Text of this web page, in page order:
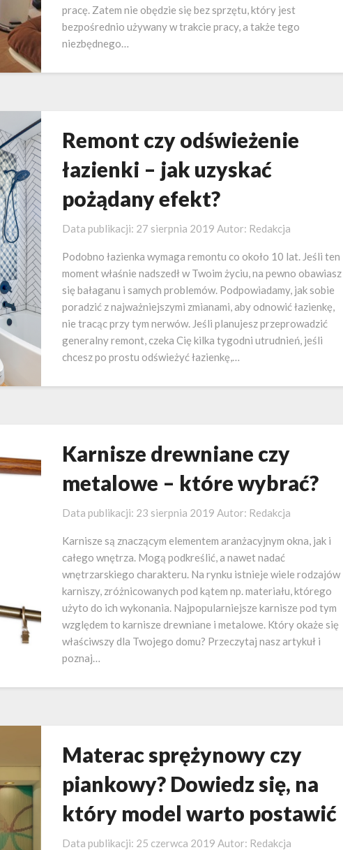
pracę. Zatem nie obędzie się bez sprzętu, który jest
bezpośrednio używany w trakcie pracy, a także tego
niezbędnego…
Remont czy odświeżenie
łazienki – jak uzyskać
pożądany efekt?
Data publikacji: 27 sierpnia 2019 Autor: Redakcja
Podobno łazienka wymaga remontu co około 10 lat. Jeśli ten
moment właśnie nadszedł w Twoim życiu, na pewno obawiasz
się bałaganu i samych problemów. Podpowiadamy, jak sobie
poradzić z najważniejszymi zmianami, aby odnowić łazienkę,
nie tracąc przy tym nerwów. Jeśli planujesz przeprowadzić
generalny remont, czeka Cię kilka tygodni utrudnień, jeśli
chcesz po prostu odświeżyć łazienkę,…
Karnisze drewniane czy
metalowe – które wybrać?
Data publikacji: 23 sierpnia 2019 Autor: Redakcja
Karnisze są znaczącym elementem aranżacyjnym okna, jak i
całego wnętrza. Mogą podkreślić, a nawet nadać
wnętrzarskiego charakteru. Na rynku istnieje wiele rodzajów
karniszy, zróżnicowanych pod kątem np. materiału, którego
użyto do ich wykonania. Najpopularniejsze karnisze pod tym
względem to karnisze drewniane i metalowe. Który okaże się
właściwszy dla Twojego domu? Przeczytaj nasz artykuł i
poznaj…
Materac sprężynowy czy
piankowy? Dowiedz się, na
który model warto postawić
Data publikacji: 25 czerwca 2019 Autor: Redakcja